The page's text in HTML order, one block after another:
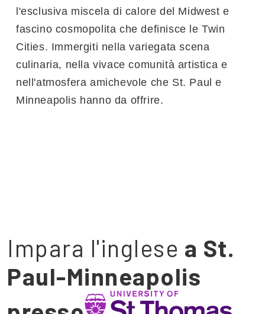
l'esclusiva miscela di calore del Midwest e
fascino cosmopolita che definisce le Twin
Cities. Immergiti nella variegata scena
culinaria, nella vivace comunità artistica e
nell'atmosfera amichevole che St. Paul e
Minneapolis hanno da offrire.
Impara l'inglese a St.
Paul-Minneapolis